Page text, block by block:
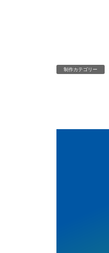
制作カテゴリー